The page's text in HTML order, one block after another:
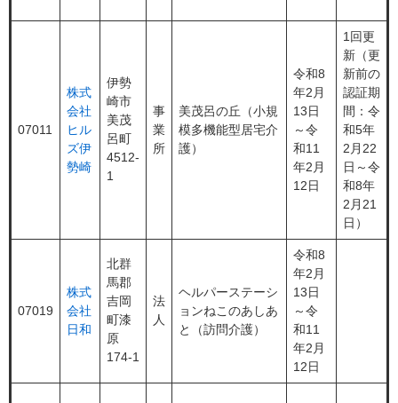
07011
株式
会社
ヒル
ズ伊
勢崎
伊勢
崎市
美茂
呂町
4512-
1
事
業
所
美茂呂の丘（小規
模多機能型居宅介
護）
令和8
年2月
13日
～令
和11
年2月
12日
1回更
新（更
新前の
認証期
間：令
和5年
2月22
日～令
和8年
2月21
日）
07019
株式
会社
日和
北群
馬郡
吉岡
町漆
原
174-1
法
人
ヘルパーステーシ
ョンねこのあしあ
と（訪問介護）
令和8
年2月
13日
～令
和11
年2月
12日